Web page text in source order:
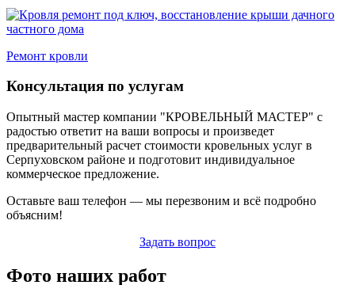
Ремонт кровли
Консультация по услугам
Опытный мастер компании "КРОВЕЛЬНЫЙ МАСТЕР" с
радостью ответит на ваши вопросы и произведет
предварительный расчет стоимости кровельных услуг в
Серпуховском районе и подготовит индивидуальное
коммерческое предложение.
Оставьте ваш телефон — мы перезвоним и всё подробно
объясним!
Задать вопрос
Фото наших работ